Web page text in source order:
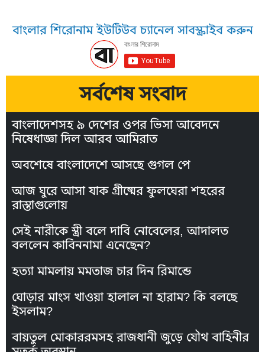
বাংলার শিরোনাম ইউটিউব চ্যানেল সাবস্ক্রাইব করুন
সর্বশেষ সংবাদ
বাংলাদেশসহ ৯ দেশের ওপর ভিসা আবেদনে
নিষেধাজ্ঞা দিল আরব আমিরাত
অবশেষে বাংলাদেশে আসছে গুগল পে
আজ ঘুরে আসা যাক গ্রীষ্মের ফুলঘেরা শহরের
রাস্তাগুলোয়
সেই নারীকে স্ত্রী বলে দাবি নোবেলের, আদালত
বললেন কাবিননামা এনেছেন?
হত্যা মামলায় মমতাজ চার দিন রিমান্ডে
ঘোড়ার মাংস খাওয়া হালাল না হারাম? কি বলছে
ইসলাম?
বায়তুল মোকাররমসহ রাজধানী জুড়ে যৌথ বাহিনীর